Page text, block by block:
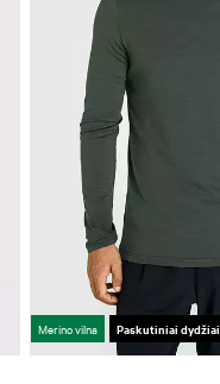
Merino vilna Paskutiniai dydžiai